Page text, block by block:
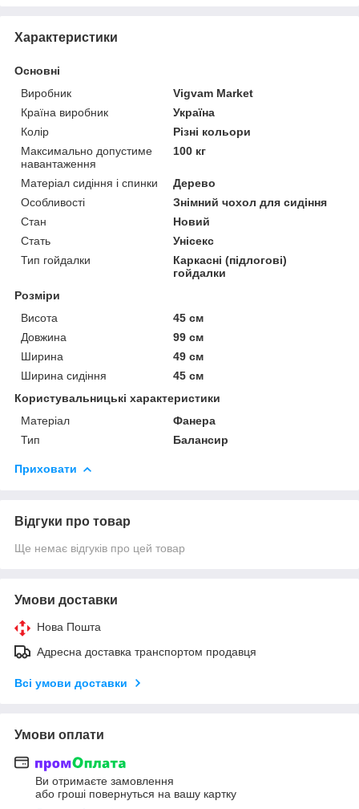
Характеристики
Основні
Виробник
Vigvam Market
Країна виробник
Україна
Колір
Різні кольори
Максимально допустиме
навантаження
100 кг
Матеріал сидіння і спинки
Дерево
Особливості
Знімний чохол для сидіння
Стан
Новий
Стать
Унісекс
Тип гойдалки
Каркасні (підлогові)
гойдалки
Розміри
Висота
45 см
Довжина
99 см
Ширина
49 см
Ширина сидіння
45 см
Користувальницькі характеристики
Матеріал
Фанера
Тип
Балансир
Приховати
Відгуки про товар
Ще немає відгуків про цей товар
Умови доставки
Нова Пошта
Адресна доставка транспортом продавця
Всі умови доставки
Умови оплати
Ви отримаєте замовлення
або гроші повернуться на вашу картку